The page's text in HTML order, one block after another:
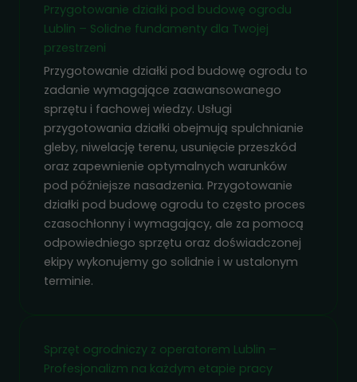
Przygotowanie działki pod budowę ogrodu
Lublin – Solidne fundamenty dla Twojej
przestrzeni
Przygotowanie działki pod budowę ogrodu to
zadanie wymagające zaawansowanego
sprzętu i fachowej wiedzy. Usługi
przygotowania działki obejmują spulchnianie
gleby, niwelację terenu, usunięcie przeszkód
oraz zapewnienie optymalnych warunków
pod późniejsze nasadzenia. Przygotowanie
działki pod budowę ogrodu to często proces
czasochłonny i wymagający, ale za pomocą
odpowiedniego sprzętu oraz doświadczonej
ekipy wykonujemy go solidnie i w ustalonym
terminie.
Sprzęt ogrodniczy z operatorem Lublin –
Profesjonalizm na każdym etapie pracy
Doświadczenie
Aby nasza
działała jak
najlepiej
podczas
twojego
przejścia na nią.
Jeśli odrzucisz
te pliki cookie,
niektóre funkcje
znikną ze strony
internetowej.
zachowania
podczas